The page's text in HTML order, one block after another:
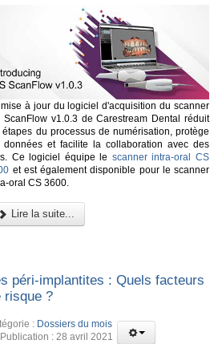
à jour du logiciel d'acquisition du scanner
ScanFlow v1.0.3 de Carestream Dental réduit
étapes du processus de numérisation, protège
données et facilite la collaboration avec des
Ce logiciel équipe le scanner intra-oral CS
et est également disponible pour le scanner
oral CS 3600.
Lire la suite...
péri-implantites : Quels facteurs
risque ?
: Dossiers du mois
Publication : 28 avril 2021